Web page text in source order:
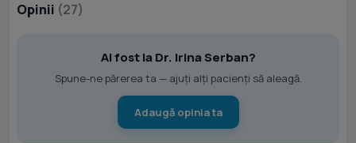
Opinii (27)
Ai fost la Dr. Irina Serban?
Spune-ne părerea ta — ajuți alți pacienți să aleagă.
Adaugă opinia ta